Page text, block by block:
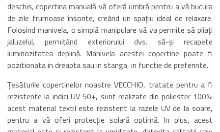
deschis, copertina manuală vă oferă umbră pentru a vă bucura
de zile frumoase însorite, creând un spațiu ideal de relaxare.
Folosind manivela, o simplă manipulare vă va permite să pliați
jaluzelul, permițând exteriorului dvs. să-și recapete
luminozitatea deplină. Manivela acestei copertine poate fi
pozitionata in dreapta sau in stanga, in functie de preferinte.
Țesăturile copertinelor noastre VECCHIO, tratate pentru a fi
rezistente la indici UV 50+, sunt realizate din poliester 100%:
acest material textil este rezistent la razele UV de la soare,
pentru a vă oferi protecție solară optimă. In plus, acest